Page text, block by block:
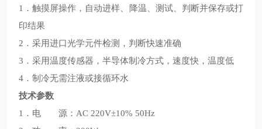
1．触摸屏操作，自动进样、降温、测试、判断并保存或打
印结果
2．采用进口光学元件检测，判断快速准确
3．采用温度传感器，半导体制冷方式，速度快，温度低
4．制冷无需注液或接循环水
技术参数
1．电 源：AC 220V±10% 50Hz